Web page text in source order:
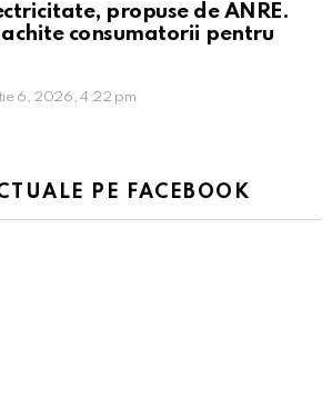
propuse de ANRE.
consumatorii pentru
6, 2026, 4:22 pm
PE FACEBOOK